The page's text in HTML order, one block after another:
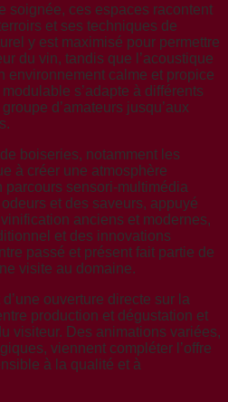
soignée, ces espaces racontent
et ses techniques de
y est maximisé pour permettre
du vin, tandis que l’acoustique
environnement calme et propice
s’adapte à différents
d’amateurs jusqu’aux
boiseries, notamment les
à créer une atmosphère
parcours sensori-multimédia
et des saveurs, appuyé
anciens et modernes,
et des innovations
passé et présent fait partie de
visite au domaine.
ouverture directe sur la
production et dégustation et
visiteur. Des animations variées,
viennent compléter l’offre
à la qualité et à